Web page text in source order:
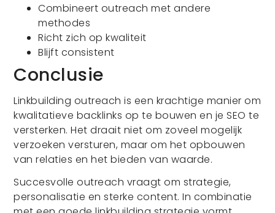
Combineert outreach met andere
methodes
Richt zich op kwaliteit
Blijft consistent
Conclusie
Linkbuilding outreach is een krachtige manier om
kwalitatieve backlinks op te bouwen en je SEO te
versterken. Het draait niet om zoveel mogelijk
verzoeken versturen, maar om het opbouwen
van relaties en het bieden van waarde.
Succesvolle outreach vraagt om strategie,
personalisatie en sterke content. In combinatie